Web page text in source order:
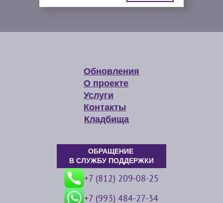
Обновления
О проекте
Услуги
Контакты
Кладбища
ОБРАЩЕНИЕ
В СЛУЖБУ ПОДДЕРЖКИ
+7 (812) 209-08-25
+7 (993) 484-27-34